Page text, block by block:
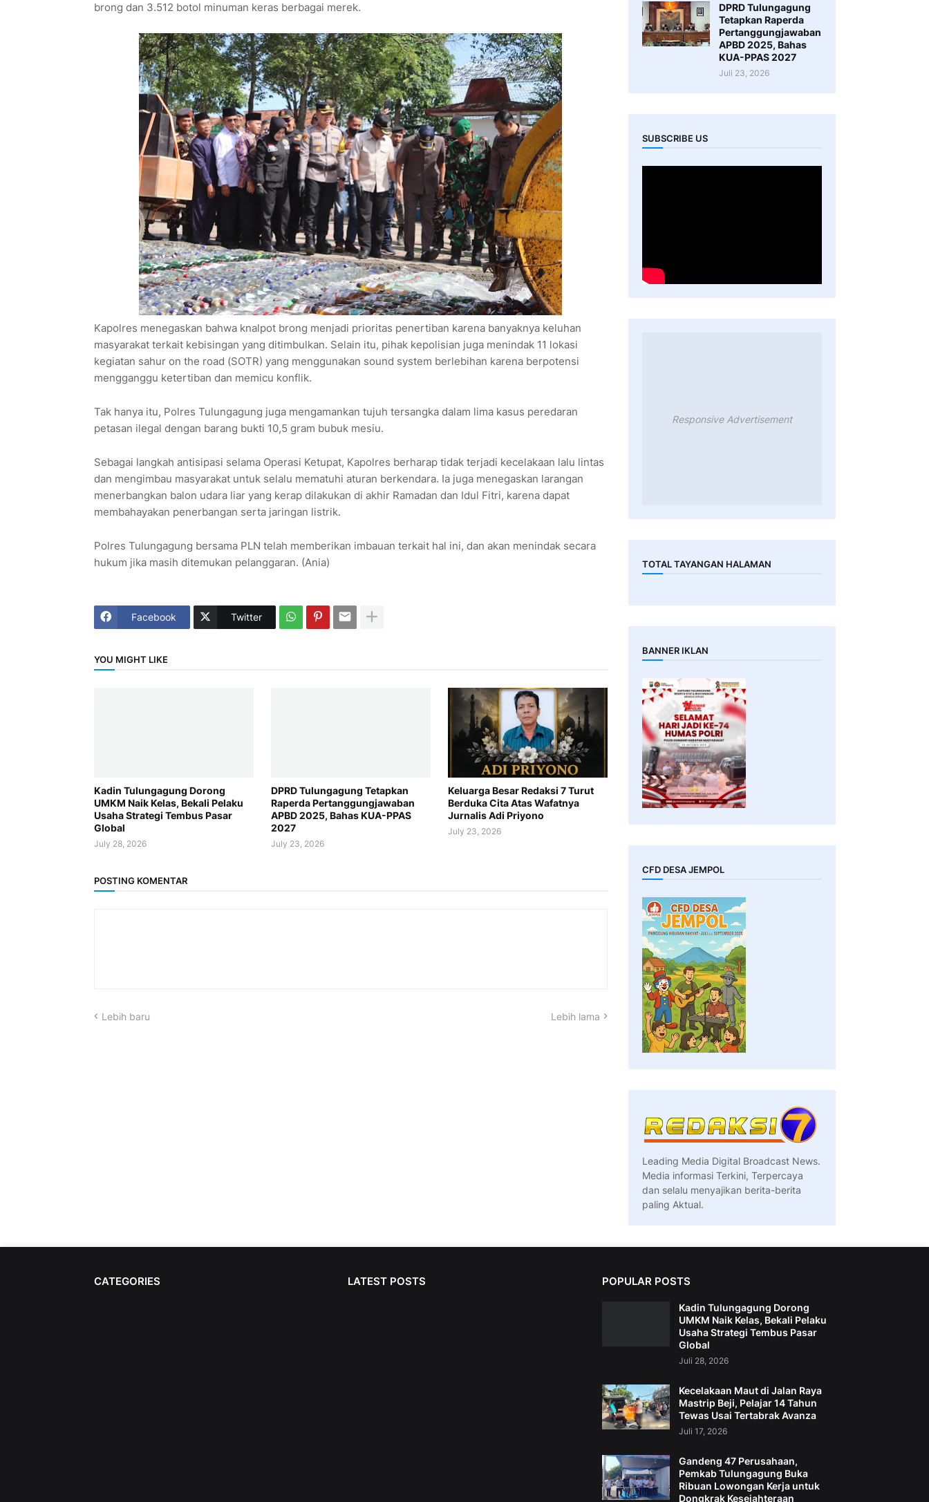
brong dan 3.512 botol minuman keras berbagai merek.
Kapolres menegaskan bahwa knalpot brong menjadi prioritas penertiban karena banyaknya keluhan
masyarakat terkait kebisingan yang ditimbulkan. Selain itu, pihak kepolisian juga menindak 11 lokasi
kegiatan sahur on the road (SOTR) yang menggunakan sound system berlebihan karena berpotensi
mengganggu ketertiban dan memicu konflik.
Tak hanya itu, Polres Tulungagung juga mengamankan tujuh tersangka dalam lima kasus peredaran
petasan ilegal dengan barang bukti 10,5 gram bubuk mesiu.
Sebagai langkah antisipasi selama Operasi Ketupat, Kapolres berharap tidak terjadi kecelakaan lalu lintas
dan mengimbau masyarakat untuk selalu mematuhi aturan berkendara. Ia juga menegaskan larangan
menerbangkan balon udara liar yang kerap dilakukan di akhir Ramadan dan Idul Fitri, karena dapat
membahayakan penerbangan serta jaringan listrik.
Polres Tulungagung bersama PLN telah memberikan imbauan terkait hal ini, dan akan menindak secara
hukum jika masih ditemukan pelanggaran. (Ania)
Facebook Twitter
YOU MIGHT LIKE
Kadin Tulungagung Dorong
UMKM Naik Kelas, Bekali Pelaku
Usaha Strategi Tembus Pasar
Global
July 28, 2026
DPRD Tulungagung Tetapkan
Raperda Pertanggungjawaban
APBD 2025, Bahas KUA-PPAS
2027
July 23, 2026
Keluarga Besar Redaksi 7 Turut
Berduka Cita Atas Wafatnya
Jurnalis Adi Priyono
July 23, 2026
POSTING KOMENTAR
Lebih baru Lebih lama
DPRD Tulungagung
Tetapkan Raperda
Pertanggungjawaban
APBD 2025, Bahas
KUA-PPAS 2027
Juli 23, 2026
SUBSCRIBE US
Responsive Advertisement
TOTAL TAYANGAN HALAMAN
BANNER IKLAN
CFD DESA JEMPOL
Leading Media Digital Broadcast News.
Media informasi Terkini, Terpercaya
dan selalu menyajikan berita-berita
paling Aktual.
CATEGORIES LATEST POSTS POPULAR POSTS
Kadin Tulungagung Dorong
UMKM Naik Kelas, Bekali Pelaku
Usaha Strategi Tembus Pasar
Global
Juli 28, 2026
Kecelakaan Maut di Jalan Raya
Mastrip Beji, Pelajar 14 Tahun
Tewas Usai Tertabrak Avanza
Juli 17, 2026
Gandeng 47 Perusahaan,
Pemkab Tulungagung Buka
Ribuan Lowongan Kerja untuk
Dongkrak Kesejahteraan